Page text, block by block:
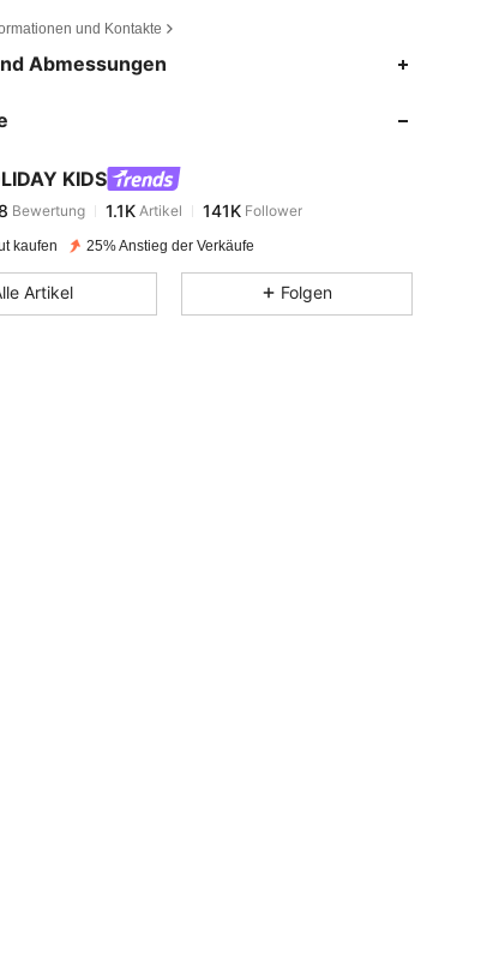
und Kontakte
Abmessungen
KIDS
1.1KArtikel
m***ebezahltVor 1 Tag
kaufen 25% Anstieg der Verkäufe
Artikel Folgen